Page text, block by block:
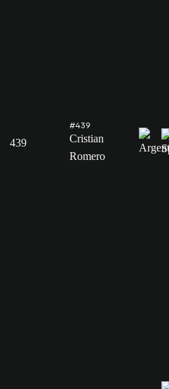
439
#439
Cristian
Romero